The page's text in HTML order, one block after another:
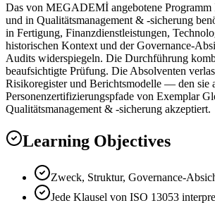
Das von MEGADEMİ angebotene
und in Qualitätsmanagement & -sicherung
in Fertigung, Finanzdienstleistungen,
historischen Kontext und der Governance-
Audits widerspiegeln. Die Durchführung
beaufsichtigte Prüfung. Die Absolventen
Risikoregister und Berichtsmodelle — den sie
Personenzertifizierungspfade von Exemplar
Qualitätsmanagement & -sicherung akzeptiert.
Learning Objectives
Zweck, Struktur, Governance-
Jede Klausel von ISO 13053